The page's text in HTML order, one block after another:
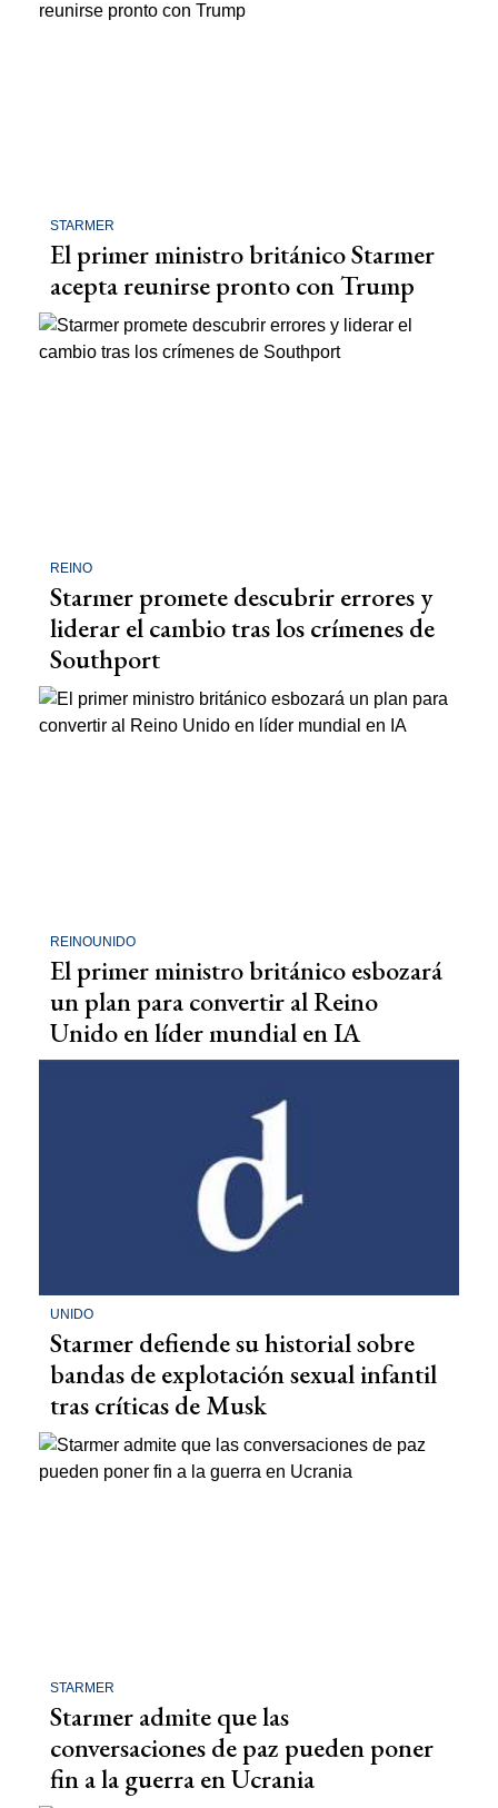
STARMER
El primer ministro británico Starmer
acepta reunirse pronto con Trump
REINO
Starmer promete descubrir errores y
liderar el cambio tras los crímenes de
Southport
REINOUNIDO
El primer ministro británico esbozará
un plan para convertir al Reino
Unido en líder mundial en IA
UNIDO
Starmer defiende su historial sobre
bandas de explotación sexual infantil
tras críticas de Musk
STARMER
Starmer admite que las
conversaciones de paz pueden poner
fin a la guerra en Ucrania